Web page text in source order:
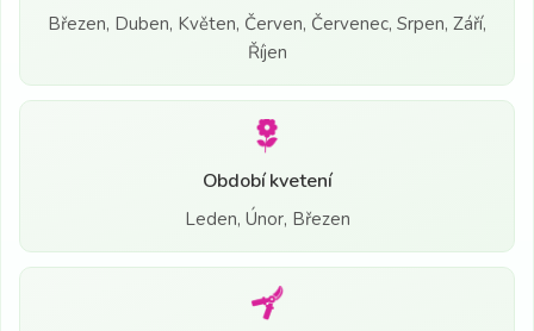
Březen, Duben, Květen, Červen, Červenec, Srpen, Září,
Říjen
Období kvetení
Leden, Únor, Březen